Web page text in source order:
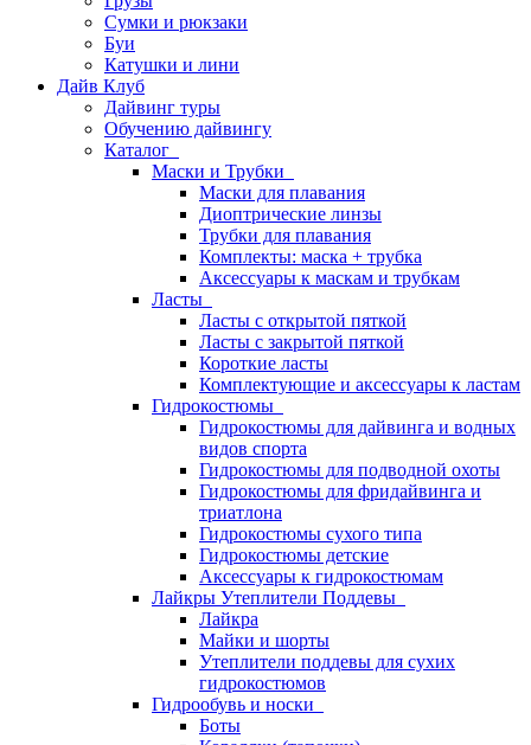
Сумки и рюкзаки
Буи
Катушки и лини
Дайв Клуб
Дайвинг туры
Обучению дайвингу
Каталог
Маски и Трубки
Маски для плавания
Диоптрические линзы
Трубки для плавания
Комплекты: маска + трубка
Аксессуары к маскам и трубкам
Ласты
Ласты с открытой пяткой
Ласты с закрытой пяткой
Короткие ласты
Комплектующие и аксессуары к ластам
Гидрокостюмы
Гидрокостюмы для дайвинга и водных
видов спорта
Гидрокостюмы для подводной охоты
Гидрокостюмы для фридайвинга и
триатлона
Гидрокостюмы сухого типа
Гидрокостюмы детские
Аксессуары к гидрокостюмам
Лайкры Утеплители Поддевы
Лайкра
Майки и шорты
Утеплители поддевы для сухих
гидрокостюмов
Гидрообувь и носки
Боты